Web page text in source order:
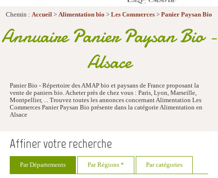
Chemin : Accueil > Alimentation bio > Les Commerces > Panier Paysan Bio
Annuaire Panier Paysan Bio -
Alsace
Panier Bio - Répertoire des AMAP bio et paysans de France proposant la
vente de paniers bio. Acheter près de chez vous : Paris, Lyon, Marseille,
Montpellier, ... Trouvez toutes les annonces concernant Alimentation Les
Commerces Panier Paysan Bio présente dans la catégorie Alimentation en
Alsace
Affiner votre recherche
Par Départements Par Régions * Par catégories